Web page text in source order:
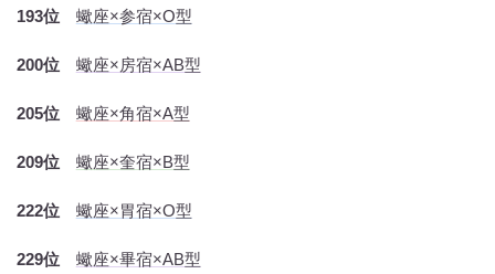
193位 蠍座×参宿×O型
200位 蠍座×房宿×AB型
205位 蠍座×角宿×A型
209位 蠍座×奎宿×B型
222位 蠍座×胃宿×O型
229位 蠍座×畢宿×AB型